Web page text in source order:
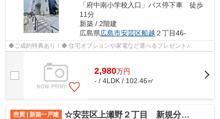
「府中南小学校入口」バス停下車 徒歩
11分
新築 / 2階建
広島県広島市安芸区船越 ２丁目46-
◆ご成約特典あり！◆ 住宅オプションや家電など選べるプレゼント♪
2,980万円
- / 4LDK / 102.46㎡
売買 | 新築一戸建 ☆安芸区上瀬野２丁目 新規分譲☆